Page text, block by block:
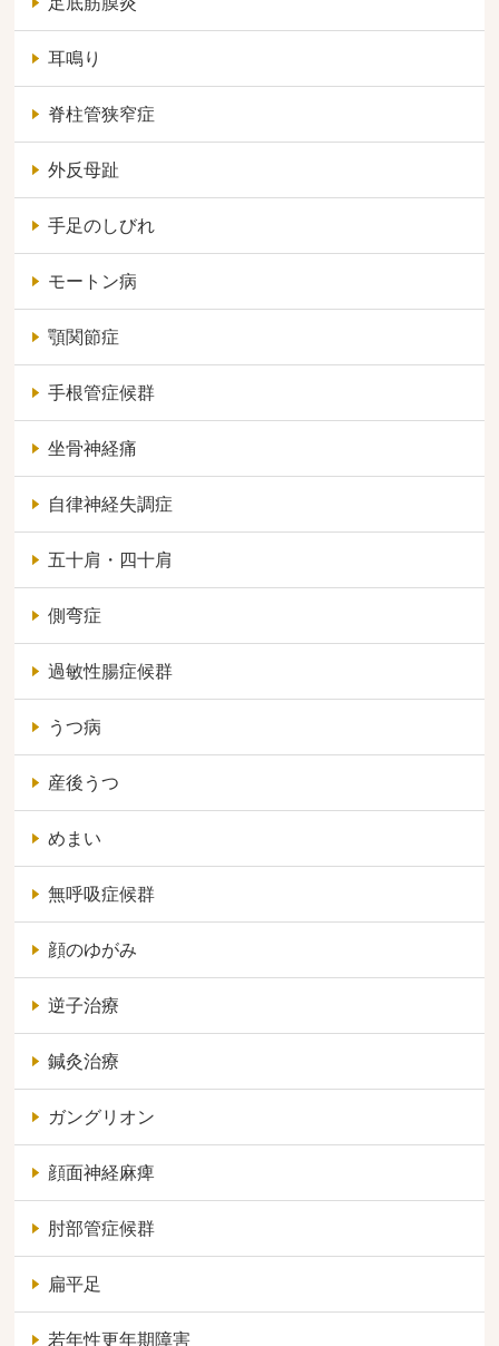
耳鳴り
脊柱管狭窄症
外反母趾
手足のしびれ
モートン病
顎関節症
手根管症候群
坐骨神経痛
自律神経失調症
五十肩・四十肩
側弯症
過敏性腸症候群
うつ病
産後うつ
めまい
無呼吸症候群
顔のゆがみ
逆子治療
鍼灸治療
ガングリオン
顔面神経麻痺
肘部管症候群
扁平足
若年性更年期障害